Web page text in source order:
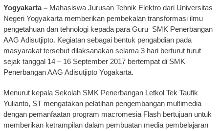
Yogyakarta –Mahasiswa Jurusan Tehnik Elektro dari Universitas
Negeri Yogyakarta memberikan pembekalan transformasi ilmu
pengetahuan dan tehnologi kepada para Guru SMK Penerbangan
AAG Adisutjipto. Kegiatan sebagai bentuk pengabdian pada
masyarakat tersebut dilaksanakan selama 3 hari berturut turut
sejak tanggal 14 – 16 September 2017 bertempat di SMK
Penerbangan AAG Adisutjipto Yogakarta.
Menurut kepala Sekolah SMK Penerbangan Letkol Tek Taufik
Yulianto, ST mengatakan pelatihan pengembangan multimedia
dengan pemanfaatan program macromesia Flash bertujuan untuk
memberikan ketrampilan dalam pembuatan media pembelajaran